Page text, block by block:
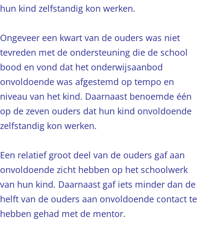
hun kind zelfstandig kon werken.
Ongeveer een kwart van de ouders was niet
tevreden met de ondersteuning die de school
bood en vond dat het onderwijsaanbod
onvoldoende was afgestemd op tempo en
niveau van het kind. Daarnaast benoemde één
op de zeven ouders dat hun kind onvoldoende
zelfstandig kon werken.
Een relatief groot deel van de ouders gaf aan
onvoldoende zicht hebben op het schoolwerk
van hun kind. Daarnaast gaf iets minder dan de
helft van de ouders aan onvoldoende contact te
hebben gehad met de mentor.